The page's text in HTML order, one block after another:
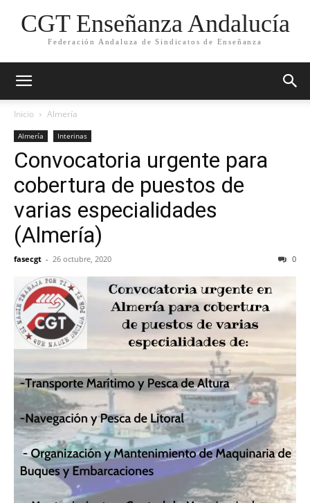
CGT Enseñanza Andalucía
Federación Andaluza de Sindicatos de Enseñanza
Inicio Almería
Almería Interinas
Convocatoria urgente para
cobertura de puestos de
varias especialidades
(Almería)
fasecgt - 26 octubre, 2020 0